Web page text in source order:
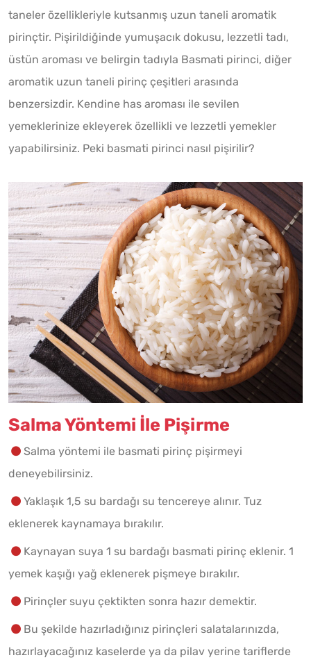
taneler özellikleriyle kutsanmış uzun taneli aromatik
pirinçtir. Pişirildiğinde yumuşacık dokusu, lezzetli tadı,
üstün aroması ve belirgin tadıyla Basmati pirinci, diğer
aromatik uzun taneli pirinç çeşitleri arasında
benzersizdir. Kendine has aroması ile sevilen
yemeklerinize ekleyerek özellikli ve lezzetli yemekler
yapabilirsiniz. Peki basmati pirinci nasıl pişirilir?
Salma Yöntemi İle Pişirme
Salma yöntemi ile basmati pirinç pişirmeyi
deneyebilirsiniz.
Yaklaşık 1,5 su bardağı su tencereye alınır. Tuz
eklenerek kaynamaya bırakılır.
Kaynayan suya 1 su bardağı basmati pirinç eklenir. 1
yemek kaşığı yağ eklenerek pişmeye bırakılır.
Pirinçler suyu çektikten sonra hazır demektir.
Bu şekilde hazırladığınız pirinçleri salatalarınızda,
hazırlayacağınız kaselerde ya da pilav yerine tariflerde